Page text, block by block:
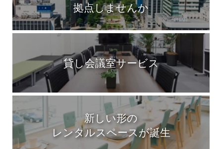
拠点しませんか
貸し会議室サービス
新しい形の
レンタルスペースが誕生